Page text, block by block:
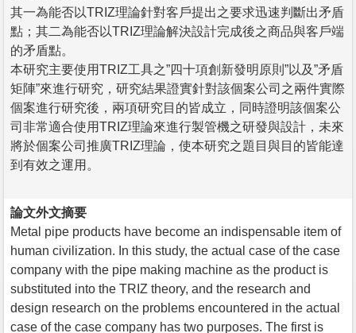
其一為能否以TRIZ理論針對客戶提出之要求迅速判斷出矛盾
點；其二為能否以TRIZ理論解決設計完成後之商品與客戶端
的矛盾點。
本研究主要使用TRIZ工具之”四十項創新發明原則”以及”矛盾
矩陣”來進行研究，研究結果證實針對該個案公司之兩件實際
個案進行研究後，兩項研究目的皆成立，同時證明該個案公
司非常適合使用TRIZ理論來進行製管機之研發與設計，未來
將於個案公司推廣TRIZ理論，使本研究之題目與目的皆能達
到有效之運用。
論文外文摘要
Metal pipe products have become an indispensable item of
human civilization. In this study, the actual case of the case
company with the pipe making machine as the product is
substituted into the TRIZ theory, and the research and
design research on the problems encountered in the actual
case of the case company has two purposes. The first is